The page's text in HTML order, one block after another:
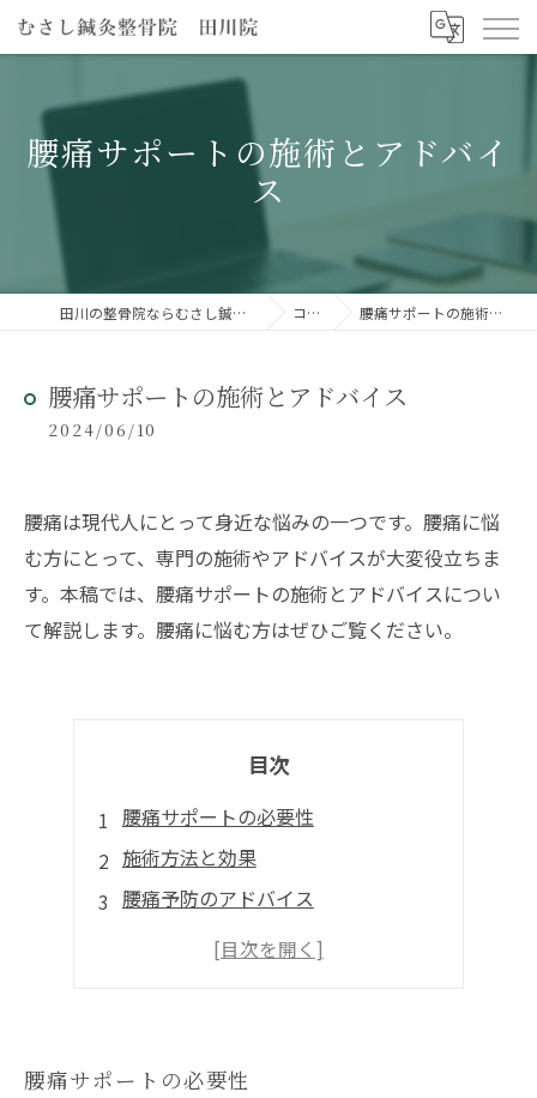
腰痛サポートの施術とアドバイ
ス
田川の整骨院ならむさし鍼灸整骨院 田川院 コラム 腰痛サポートの施術とアドバイス
腰痛サポートの施術とアドバイス
2024/06/10
腰痛は現代人にとって身近な悩みの一つです。腰痛に悩
む方にとって、専門の施術やアドバイスが大変役立ちま
す。本稿では、腰痛サポートの施術とアドバイスについ
て解説します。腰痛に悩む方はぜひご覧ください。
目次
腰痛サポートの必要性
施術方法と効果
腰痛予防のアドバイス
日常生活での注意点
腰痛サポートの必要性